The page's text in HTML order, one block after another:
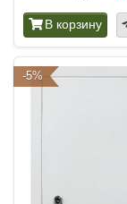
В корзину
-5%